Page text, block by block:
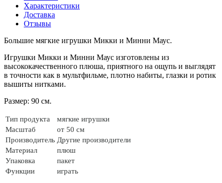
Характеристики
Доставка
Отзывы
Большие мягкие игрушки Микки и Минни Маус.
Игрушки Микки и Минни Маус изготовлены из
высококачественного плюша, приятного на ощупь и выглядят
в точности как в мультфильме, плотно набиты, глазки и ротик
вышиты нитками.
Размер: 90 см.
Тип продукта
мягкие игрушки
Масштаб
от 50 см
Производитель Другие производители
Материал
плюш
Упаковка
пакет
Функции
играть